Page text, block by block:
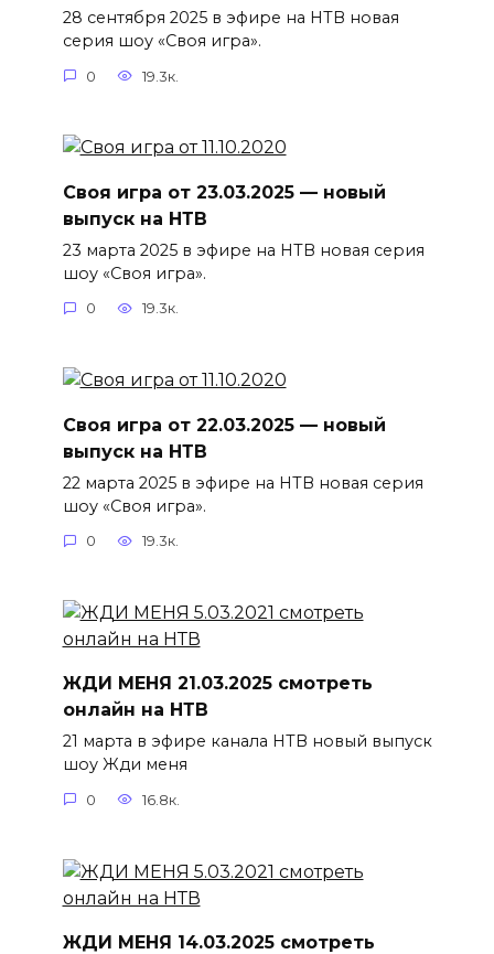
28 сентября 2025 в эфире на НТВ новая
серия шоу «Своя игра».
0 19.3к.
Своя игра от 23.03.2025 — новый
выпуск на НТВ
23 марта 2025 в эфире на НТВ новая серия
шоу «Своя игра».
0 19.3к.
Своя игра от 22.03.2025 — новый
выпуск на НТВ
22 марта 2025 в эфире на НТВ новая серия
шоу «Своя игра».
0 19.3к.
ЖДИ МЕНЯ 21.03.2025 смотреть
онлайн на НТВ
21 марта в эфире канала НТВ новый выпуск
шоу Жди меня
0 16.8к.
ЖДИ МЕНЯ 14.03.2025 смотреть